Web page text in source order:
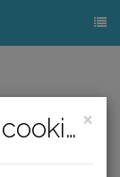
×
Politique relative aux cookies